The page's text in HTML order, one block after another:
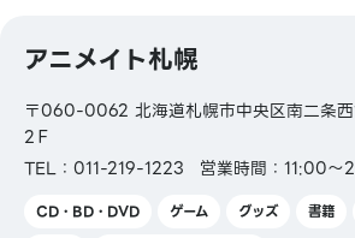
アニメイト札幌
〒060-0062 北海道札幌市中央区南二条
2Ｆ
TEL：011-219-1223
営業時間：11:00
CD・BD・DVD ゲーム グッズ 書籍